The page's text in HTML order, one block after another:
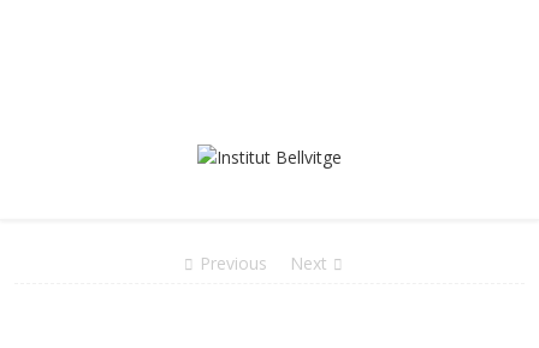
Previous Next